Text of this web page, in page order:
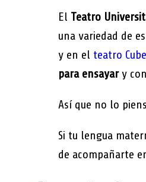
El Teatro
una variedad de
y en el teatro
para ensayary
Así que no lo
Si tu lengua
de acompañarte